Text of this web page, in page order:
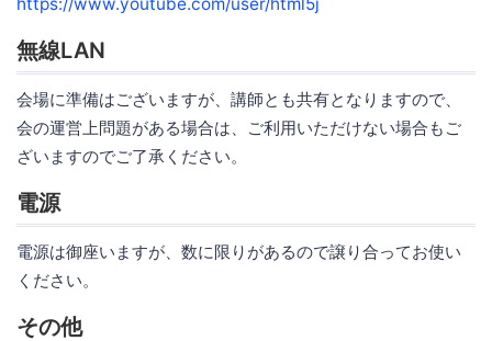
無線LAN
会場に準備はございますが、講師とも共有となりますので、
会の運営上問題がある場合は、ご利用いただけない場合もご
ざいますのでご了承ください。
電源
電源は御座いますが、数に限りがあるので譲り合ってお使い
ください。
その他